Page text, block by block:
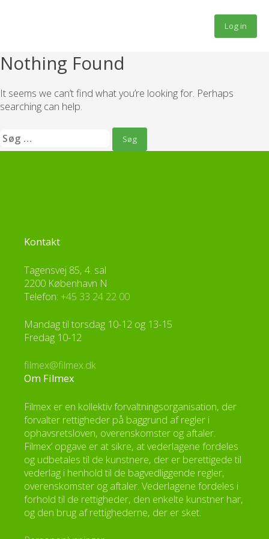
Log in
Nothing Found
It seems we can’t find what you’re looking for. Perhaps
searching can help.
Søg
efter:
Kontakt
Tagensvej 85, 4. sal
2200 København N
Telefon: +45 33 24 22 00
Mandag til torsdag 10-12 og 13-15
Fredag 10-12
filmex@filmex.dk
Om Filmex
Filmex er en kollektiv forvaltningsorganisation, der
forvalter rettigheder på baggrund af regler i
ophavsretsloven, overenskomster og aftaler.
Filmex’ opgave er at sikre, at vederlagene fordeles
og udbetales til de kunstnere, der er berettigede til
vederlag i henhold til de bagvedliggende regler,
overenskomster og aftaler. Vederlagene fordeles i
forhold til de rettigheder, den enkelte kunstner har,
og den brug af rettighederne, der er sket.